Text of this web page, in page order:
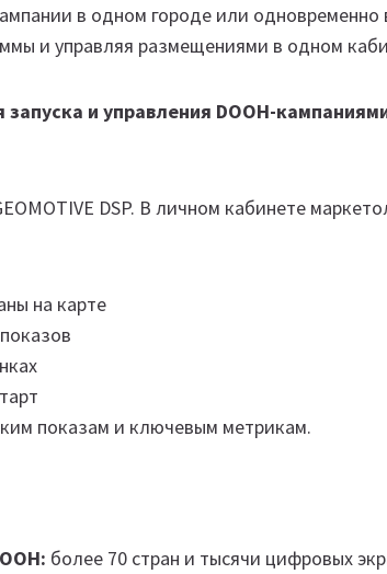
в одном городе или одновременно
и управляя размещениями в одном
запуска и управления DOOH-
DSP. В личном кабинете
на карте
показам и ключевым метрикам.
более 70 стран и тысячи цифровых